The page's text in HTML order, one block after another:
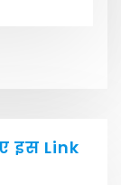
इस Link